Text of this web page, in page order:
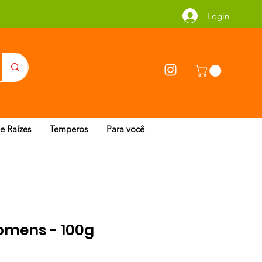
Login
Raízes Temperos Para você
- 100g